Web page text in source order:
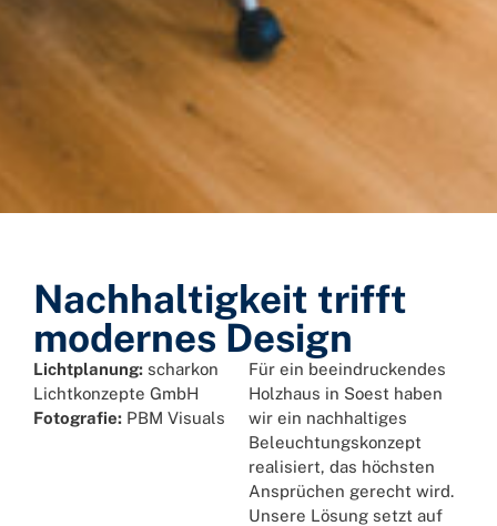
Nachhaltigkeit trifft
modernes Design
Für ein beeindruckendes
Holzhaus in Soest haben
wir ein nachhaltiges
Beleuchtungskonzept
realisiert, das höchsten
Ansprüchen gerecht wird.
Unsere Lösung setzt auf
Lichtplanung: scharkon
Lichtkonzepte GmbH
Fotografie: PBM Visuals